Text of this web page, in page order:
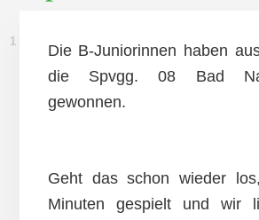
15. SEPTEMBER 2012
Die B-Juniorinnen haben
die Spvgg. 08 Bad
gewonnen.
Geht das schon wieder
Minuten gespielt und wir